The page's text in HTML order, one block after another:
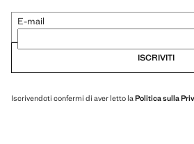
E-mail
ISCRIVITI
Iscrivendoti confermi di aver letto la Politica sulla